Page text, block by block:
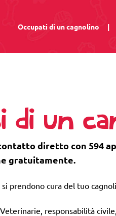
Occupati di un cagnolino |
di un
diretto con 594
gratuitamente.
si prendono cura del tuo
Veterinarie, responsabilità